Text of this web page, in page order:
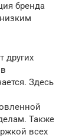
бренда
других
Здесь
Также
всех